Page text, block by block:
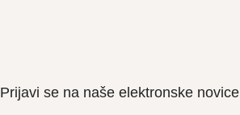
Prijavi se na naše elektronske novice